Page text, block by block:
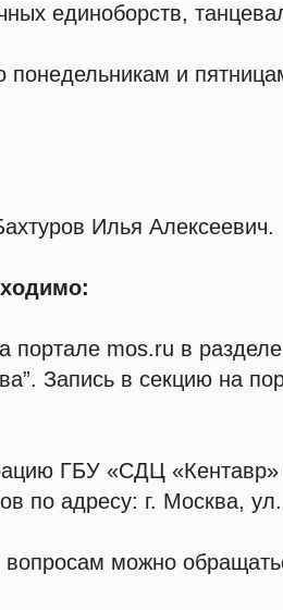
единоборств,
понедельникам и
Илья Алексеевич.
портале mos.ru в
Запись в секцию на
ГБУ «СДЦ
по адресу: г. Москва,
можно